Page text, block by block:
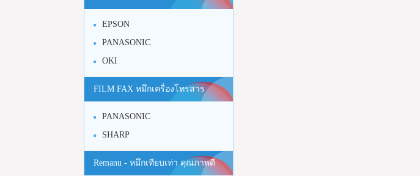
EPSON
PANASONIC
OKI
FILM FAX หมึกเครื่องโทรสาร
PANASONIC
SHARP
Remanu - หมึกเทียบเท่า คุณภาพดี